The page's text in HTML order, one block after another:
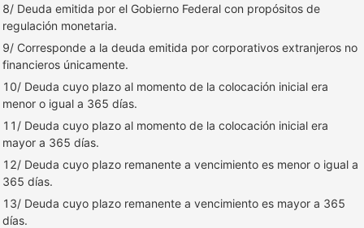
8/ Deuda emitida por el Gobierno Federal con propósitos de
regulación monetaria.
9/ Corresponde a la deuda emitida por corporativos extranjeros no
financieros únicamente.
10/ Deuda cuyo plazo al momento de la colocación inicial era
menor o igual a 365 días.
11/ Deuda cuyo plazo al momento de la colocación inicial era
mayor a 365 días.
12/ Deuda cuyo plazo remanente a vencimiento es menor o igual a
365 días.
13/ Deuda cuyo plazo remanente a vencimiento es mayor a 365
días.